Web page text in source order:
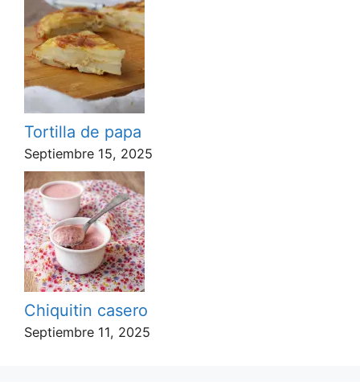
Tortilla de papa
Septiembre 15, 2025
Chiquitin casero
Septiembre 11, 2025